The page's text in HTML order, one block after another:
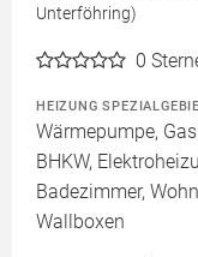
Unterföhring)
0
HEIZUNG
Wärmepumpe,
BHKW,
Badezimmer,
Wallboxen